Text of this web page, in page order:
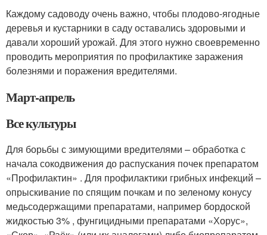
Каждому садоводу очень важно, чтобы плодово-ягодные
деревья и кустарники в саду оставались здоровыми и
давали хороший урожай. Для этого нужно своевременно
проводить мероприятия по профилактике заражения
болезнями и поражения вредителями.
Март-апрель
Все культуры
Для борьбы с зимую­щими вредителями – обработка с
нача­ла сокодвижения до распускания почек препаратом
«Профилактин» . Для профилактики грибных инфекций –
опрыскивание по спящим почкам и по зеленому конусу
медьсодержащими препаратами, например бордоской
жидкостью 3% , фунгицидными препаратами «Хорус»,